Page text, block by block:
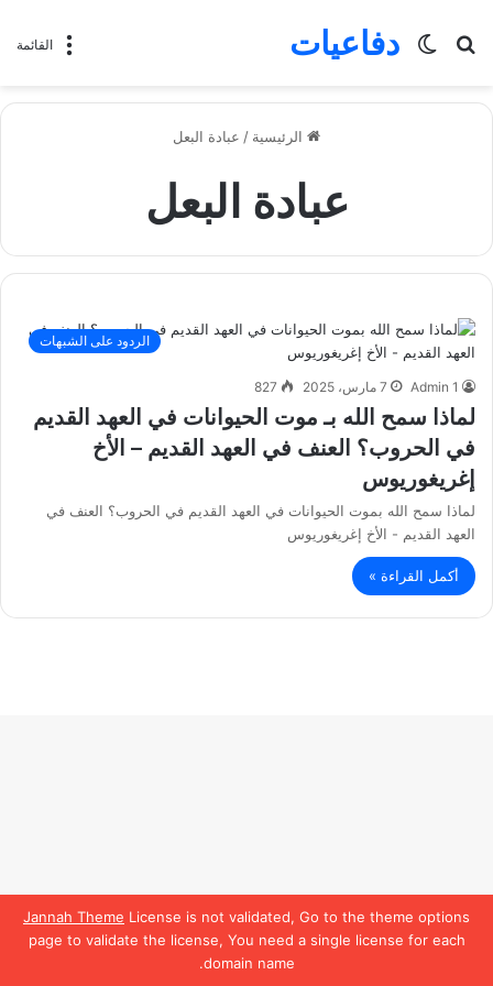
Jannah Theme License is not validated, Go to the theme options
page to validate the license, You need a single license for each
domain name.
القائمة دفاعيات
بحث
الوضع
الرئيسية / عبادة البعل
عبادة البعل
الردود على الشبهات
Admin 1 7 مارس، 2025 827
لماذا سمح الله بـ موت الحيوانات في العهد القديم
في الحروب؟ العنف في العهد القديم – الأخ
إغريغوريوس
لماذا سمح الله بموت الحيوانات في العهد القديم في الحروب؟ العنف في
العهد القديم - الأخ إغريغوريوس
أكمل القراءة »